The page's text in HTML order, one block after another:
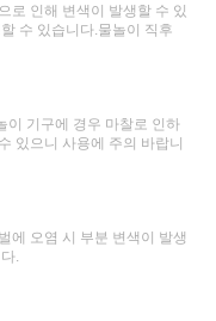
로 인해 변색이 발생할 수 있
수 있습니다.물놀이 직후
이 기구에 경우 마찰로 인하
있으니 사용에 주의 바랍니
에 오염 시 부분 변색이 발생
.